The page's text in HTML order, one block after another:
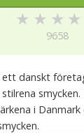
★ ★ ★ ★
9658
ett danskt
i